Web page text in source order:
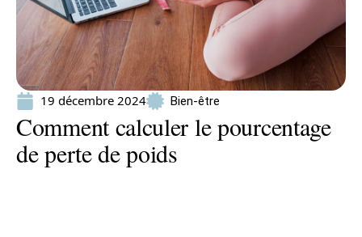
19 décembre 2024 Bien-être
Comment calculer le pourcentage
de perte de poids